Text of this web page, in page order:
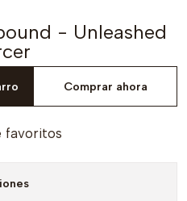
- Unleashed
Comprar ahora
favoritos